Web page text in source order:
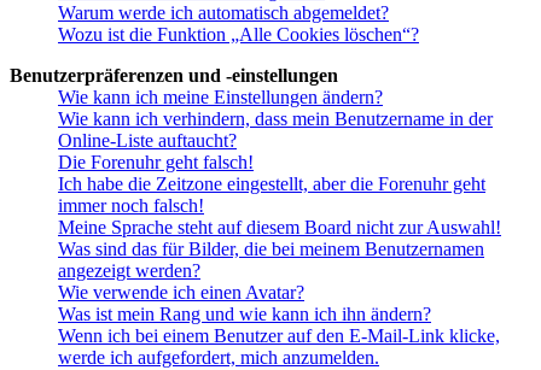
Warum werde ich automatisch abgemeldet?
Wozu ist die Funktion „Alle Cookies löschen“?
Benutzerpräferenzen und -einstellungen
Wie kann ich meine Einstellungen ändern?
Wie kann ich verhindern, dass mein Benutzername in der
Online-Liste auftaucht?
Die Forenuhr geht falsch!
Ich habe die Zeitzone eingestellt, aber die Forenuhr geht
immer noch falsch!
Meine Sprache steht auf diesem Board nicht zur Auswahl!
Was sind das für Bilder, die bei meinem Benutzernamen
angezeigt werden?
Wie verwende ich einen Avatar?
Was ist mein Rang und wie kann ich ihn ändern?
Wenn ich bei einem Benutzer auf den E-Mail-Link klicke,
werde ich aufgefordert, mich anzumelden.